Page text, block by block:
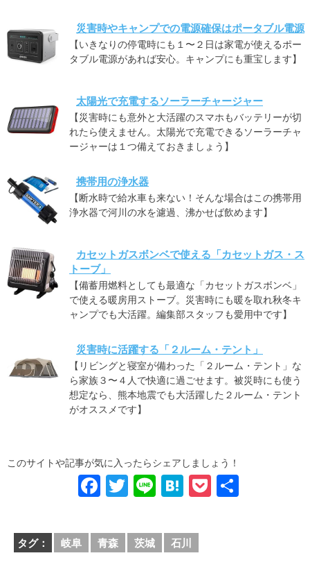
災害時やキャンプでの電源確保はポータブル電源
【いきなりの停電時にも１〜２日は家電が使えるポー
タブル電源があれば安心。キャンプにも重宝します】
太陽光で充電するソーラーチャージャー
【災害時にも意外と大活躍のスマホもバッテリーが切
れたら使えません。太陽光で充電できるソーラーチャ
ージャーは１つ備えておきましょう】
携帯用の浄水器
【断水時で給水車も来ない！そんな場合はこの携帯用
浄水器で河川の水を濾過、沸かせば飲めます】
カセットガスボンベで使える「カセットガス・ス
トーブ」
【備蓄用燃料としても最適な「カセットガスボンベ」
で使える暖房用ストーブ。災害時にも暖を取れ秋冬キ
ャンプでも大活躍。編集部スタッフも愛用中です】
災害時に活躍する「２ルーム・テント」
【リビングと寝室が備わった「２ルーム・テント」な
ら家族３〜４人で快適に過ごせます。被災時にも使う
想定なら、熊本地震でも大活躍した２ルーム・テント
がオススメです】
このサイトや記事が気に入ったらシェアしましょう！
F
c
e
T
tt
er
Li
e
H
e
n
P
タグ： 岐阜 青森 茨城 石川